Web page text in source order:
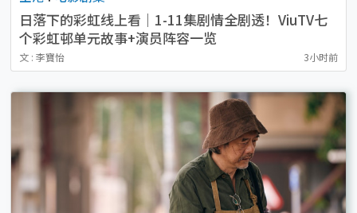
日落下的彩虹线上看｜1-11集剧情全剧透！ViuTV七
个彩虹邨单元故事+演员阵容一览
文 : 李寶怡 3小时前